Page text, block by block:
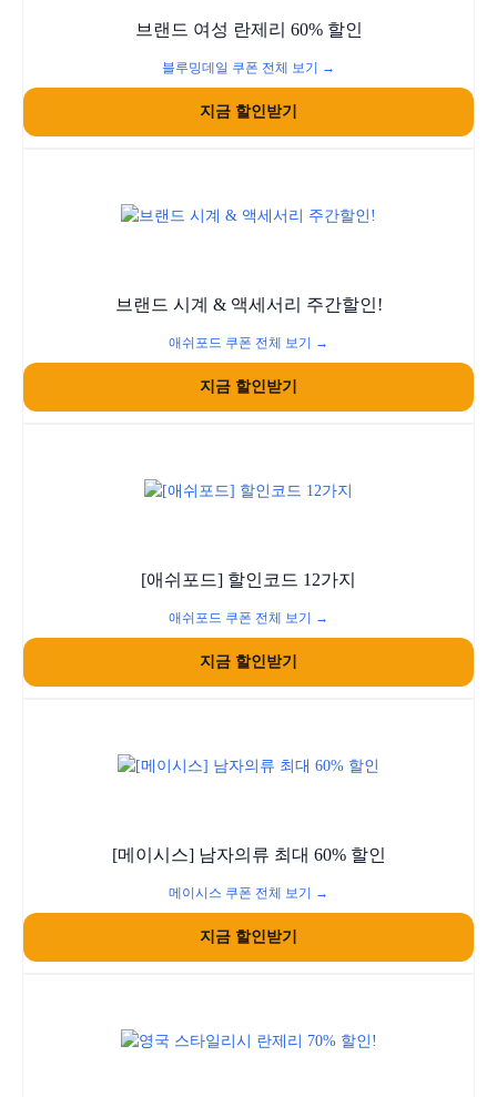
브랜드 여성 란제리 60% 할인
블루밍데일 쿠폰 전체 보기 →
지금 할인받기
브랜드 시계 & 액세서리 주간할인!
애쉬포드 쿠폰 전체 보기 →
지금 할인받기
[애쉬포드] 할인코드 12가지
애쉬포드 쿠폰 전체 보기 →
지금 할인받기
[메이시스] 남자의류 최대 60% 할인
메이시스 쿠폰 전체 보기 →
지금 할인받기